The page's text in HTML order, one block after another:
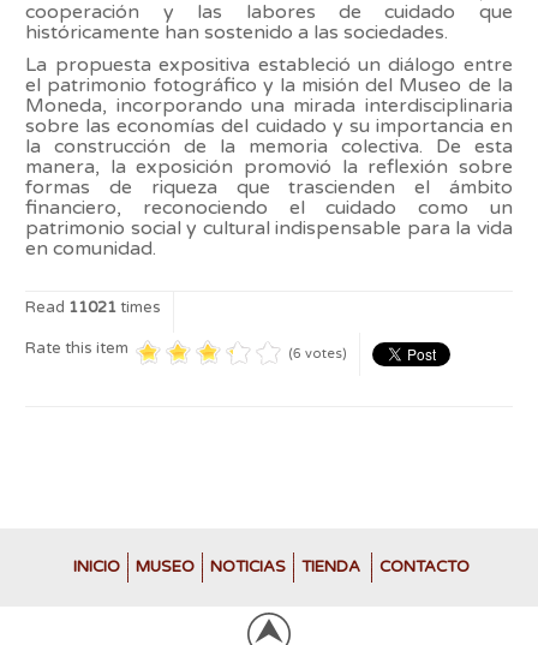
cooperación y las labores de cuidado que
históricamente han sostenido a las sociedades.
La propuesta expositiva estableció un diálogo entre
el patrimonio fotográfico y la misión del Museo de la
Moneda, incorporando una mirada interdisciplinaria
sobre las economías del cuidado y su importancia en
la construcción de la memoria colectiva. De esta
manera, la exposición promovió la reflexión sobre
formas de riqueza que trascienden el ámbito
financiero, reconociendo el cuidado como un
patrimonio social y cultural indispensable para la vida
en comunidad.
Read 11021times
Rate this item (6 votes)
INICIO MUSEO NOTICIAS TIENDA CONTACTO